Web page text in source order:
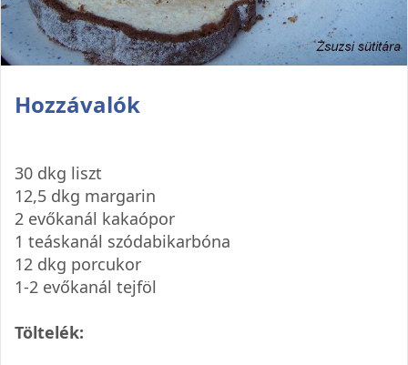
Hozzávalók
30 dkg liszt
12,5 dkg margarin
2 evőkanál kakaópor
1 teáskanál szódabikarbóna
12 dkg porcukor
1-2 evőkanál tejföl
Töltelék: